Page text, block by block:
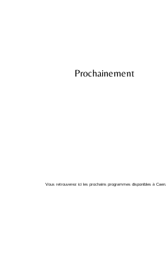
Prochainement
Vous retrouverez ici les prochains programmes disponibles à Caen.